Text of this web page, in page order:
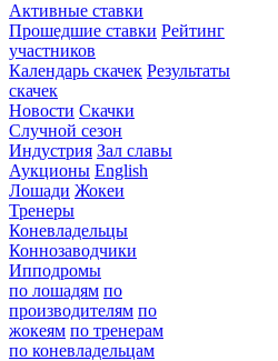
Активные ставки
Прошедшие ставки Рейтинг
участников
Календарь скачек Результаты
скачек
Новости Скачки
Случной сезон
Индустрия Зал славы
Аукционы English
Лошади Жокеи
Тренеры
Коневладельцы
Коннозаводчики
Ипподромы
по лошадям по
производителям по
жокеям по тренерам
по коневладельцам